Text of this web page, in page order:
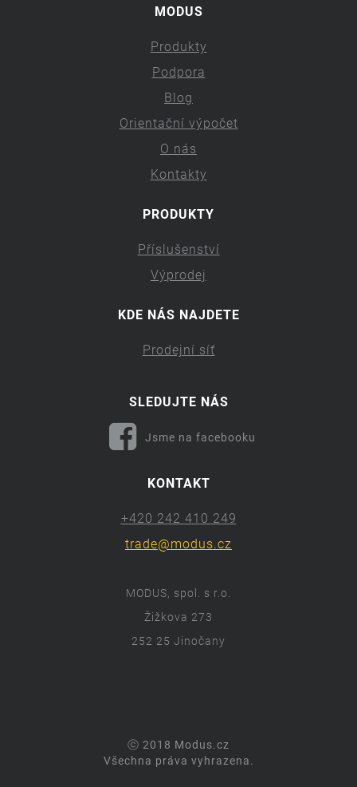
MODUS
Produkty
Podpora
Blog
Orientační výpočet
O nás
Kontakty
PRODUKTY
Příslušenství
Výprodej
KDE NÁS NAJDETE
Prodejní síť
SLEDUJTE NÁS
Jsme na facebooku
KONTAKT
+420 242 410 249
trade@modus.cz
MODUS, spol. s r.o.
Žižkova 273
252 25 Jinočany
ⓒ 2018 Modus.cz
Všechna práva vyhrazena.